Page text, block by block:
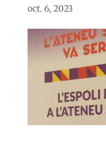
oct. 6, 2023